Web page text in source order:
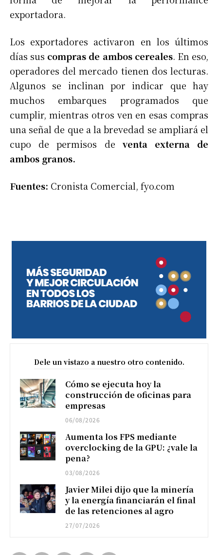
exportadora.
Los exportadores activaron en los últimos
días sus compras de ambos cereales. En eso,
operadores del mercado tienen dos lecturas.
Algunos se inclinan por indicar que hay
muchos embarques programados que
cumplir, mientras otros ven en esas compras
una señal de que a la brevedad se ampliará el
cupo de permisos de venta externa de
ambos granos.
Fuentes: Cronista Comercial, fyo.com
Dele un vistazo a nuestro otro contenido.
Cómo se ejecuta hoy la
construcción de oficinas para
empresas
06/08/2026
Aumenta los FPS mediante
overclocking de la GPU: ¿vale la
pena?
03/08/2026
Javier Milei dijo que la minería
y la energía financiarán el final
de las retenciones al agro
27/07/2026